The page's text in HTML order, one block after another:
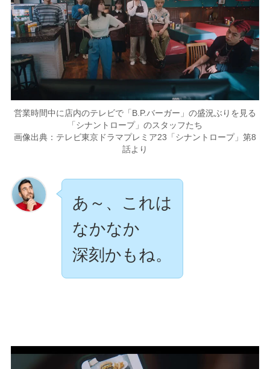
営業時間中に店内のテレビで「B.P.バーガー」の盛況ぶりを見る
「シナントロープ」のスタッフたち
画像出典：テレビ東京ドラマプレミア23「シナントロープ」第8
話より
あ～、これは
なかなか
深刻かもね。